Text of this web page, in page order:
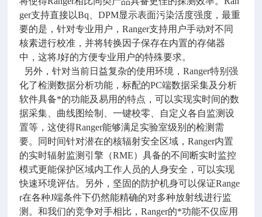
ger支持直接以Bq、DPM显示表面污染活度强度，最重
要的是，针对专业用户，Ranger支持用户手动对不同
核素进行校准，并将转换因子保存在内置的存储器
中，这将J好的方便专业用户的特殊要求。
另外，针对当前日益复杂的使用环境，Ranger特别强
化了检测数据分析功能，标配的PC端数据采集及分析
软件具备*的功能及易用的特点，可以实现实时间的数
据采集、曲线图绘制、一键校零、自定义各自监测设
置等，这使得Ranger能够满足实验室级别的检测需
要。同时间针对潜在的核辐射安全区域，Ranger内置
的实时辐射监测引擎（RME）具备的不间断实时监控
模式更能保护区域内工作人员的人身安全，可以实现
快速环境评估。另外，坚固的防护机身可以保证Range
r在各种J端条件下仍然能精确的对多种放射线进行监
测。和我们的竞争对手相比，Ranger的*功能不仅应用